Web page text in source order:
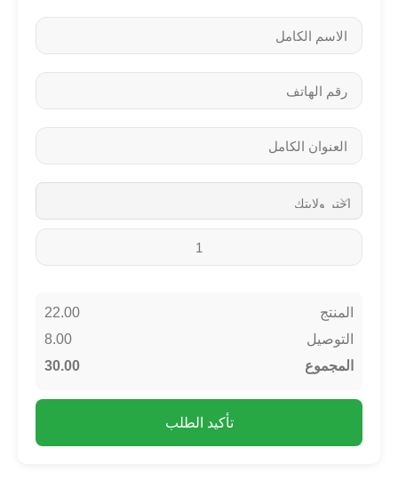
المنتج
22.00
التوصيل
8.00
المجموع
30.00
تأكيد الطلب